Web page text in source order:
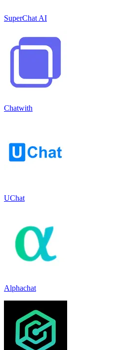
SuperChat AI
Chatwith
UChat
Alphachat